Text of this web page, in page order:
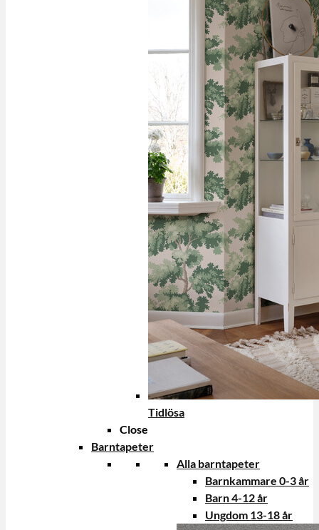
Tidlösa
Close
Barntapeter
Alla barntapeter
Barnkammare 0-3 år
Barn 4-12 år
Ungdom 13-18 år